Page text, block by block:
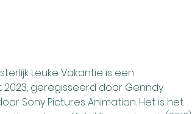
geregisseerd door Genndy
Sony Pictures Animation. Het is het